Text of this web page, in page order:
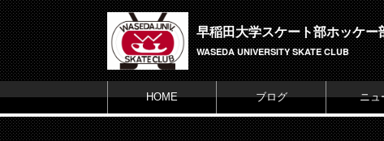
早稲田大学スケート部ホッケー
WASEDA UNIVERSITY SKATE CLUB
HOME ブログ ニュ